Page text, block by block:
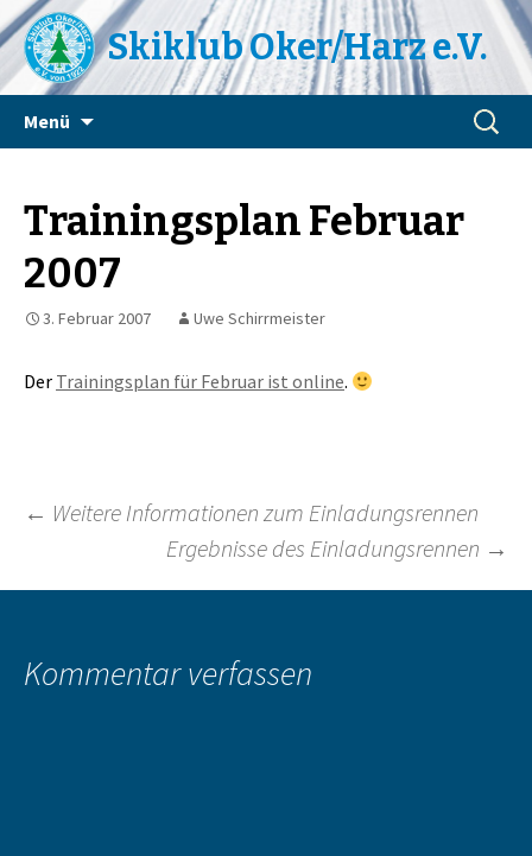
Skiklub Oker/Harz e.V.
Menü
Suchen
nach:
Trainingsplan Februar
2007
3. Februar 2007 Uwe Schirrmeister
Der Trainingsplan für Februar ist online.
Beitragsnavigation
← Weitere Informationen zum Einladungsrennen
Ergebnisse des Einladungsrennen →
Kommentar verfassen